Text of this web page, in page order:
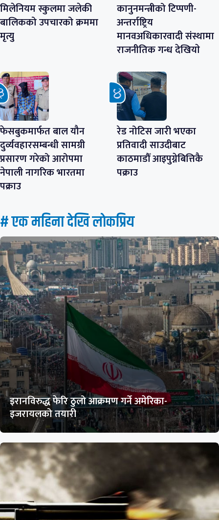
मिलेनियम स्कुलमा जलेकी
बालिकको उपचारको क्रममा
मृत्यु
कानुनमन्त्रीको टिप्पणी-
अन्तर्राष्ट्रिय
मानवअधिकारवादी संस्थामा
राजनीतिक गन्ध देखियाे
फेसबुकमार्फत बाल यौन
दुर्व्यवहारसम्बन्धी सामग्री
प्रसारण गरेको आरोपमा
नेपाली नागरिक भारतमा
पक्राउ
रेड नोटिस जारी भएका
प्रतिवादी साउदीबाट
काठमाडौँ आइपुग्नेबित्तिकै
पक्राउ
# एक महिना देखि लाेकप्रिय
इरानविरुद्ध फेरि ठुलो आक्रमण गर्ने अमेरिका-
इजरायलको तयारी